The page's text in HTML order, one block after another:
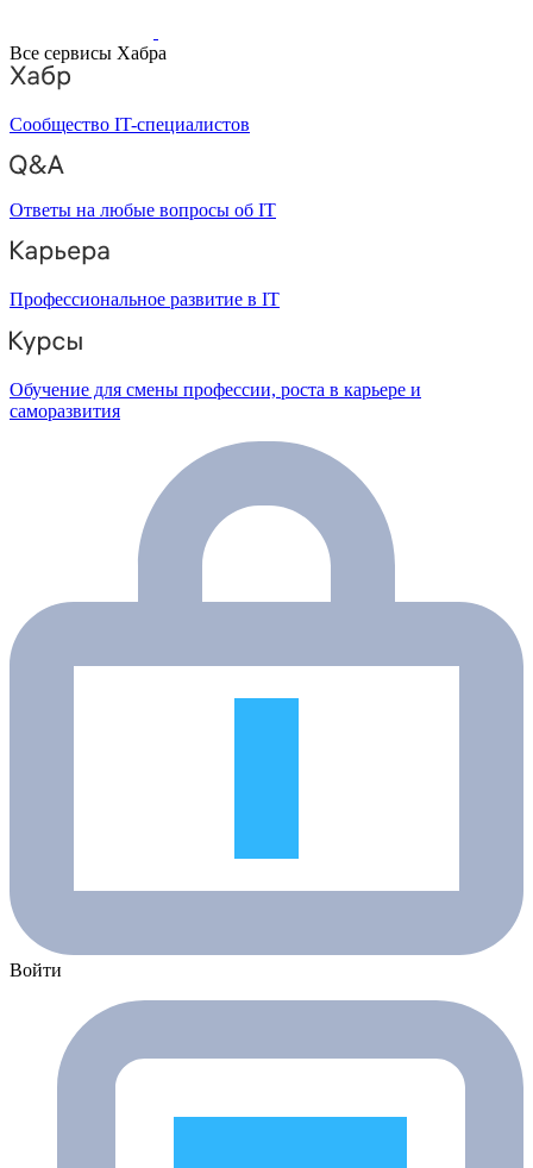
Все сервисы Хабра
Сообщество IT-специалистов
Ответы на любые вопросы об IT
Профессиональное развитие в IT
Обучение для смены профессии, роста в карьере и
саморазвития
Войти